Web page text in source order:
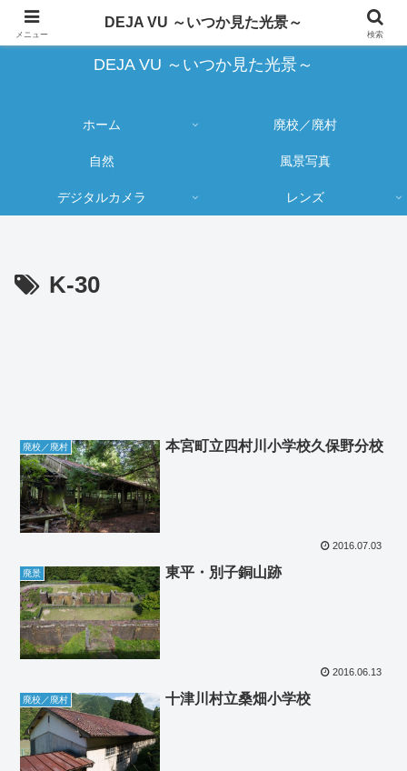
蔵出し写真の大売り出しとカメラ物欲のブログ
DEJA VU ～いつか見た光景～
ホーム 廃校／廃村
自然 風景写真
デジタルカメラ レンズ
K-30
廃校／廃村 本宮町立四村川小学校久保野分校
2016.07.03
廃景 東平・別子銅山跡
2016.06.13
廃校／廃村 十津川村立桑畑小学校
メニュー
DEJA VU ～いつか見た光景～
検索